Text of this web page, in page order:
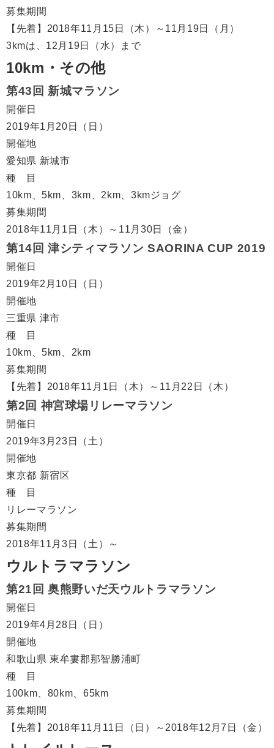
募集期間
【先着】2018年11月15日（木）～11月19日（月）
3kmは、12月19日（水）まで
10km・その他
第43回 新城マラソン
開催日
2019年1月20日（日）
開催地
愛知県 新城市
種 目
10km、5km、3km、2km、3kmジョグ
募集期間
2018年11月1日（木）～11月30日（金）
第14回 津シティマラソン SAORINA CUP 2019
開催日
2019年2月10日（日）
開催地
三重県 津市
種 目
10km、5km、2km
募集期間
【先着】2018年11月1日（木）～11月22日（木）
第2回 神宮球場リレーマラソン
開催日
2019年3月23日（土）
開催地
東京都 新宿区
種 目
リレーマラソン
募集期間
2018年11月3日（土）～
ウルトラマラソン
第21回 奥熊野いだ天ウルトラマラソン
開催日
2019年4月28日（日）
開催地
和歌山県 東牟婁郡那智勝浦町
種 目
100km、80km、65km
募集期間
【先着】2018年11月11日（日）～2018年12月7日（金）